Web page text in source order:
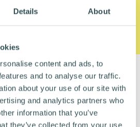
Details About
content and ads, to
and to analyse our traffic.
about your use of our site with
and analytics partners who
information that you’ve
they’ve collected from your use
ASIAKAS